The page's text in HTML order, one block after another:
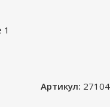
Артикул: 27104